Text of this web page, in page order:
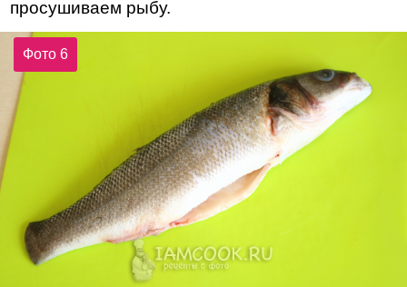
просушиваем рыбу.
Фото 6